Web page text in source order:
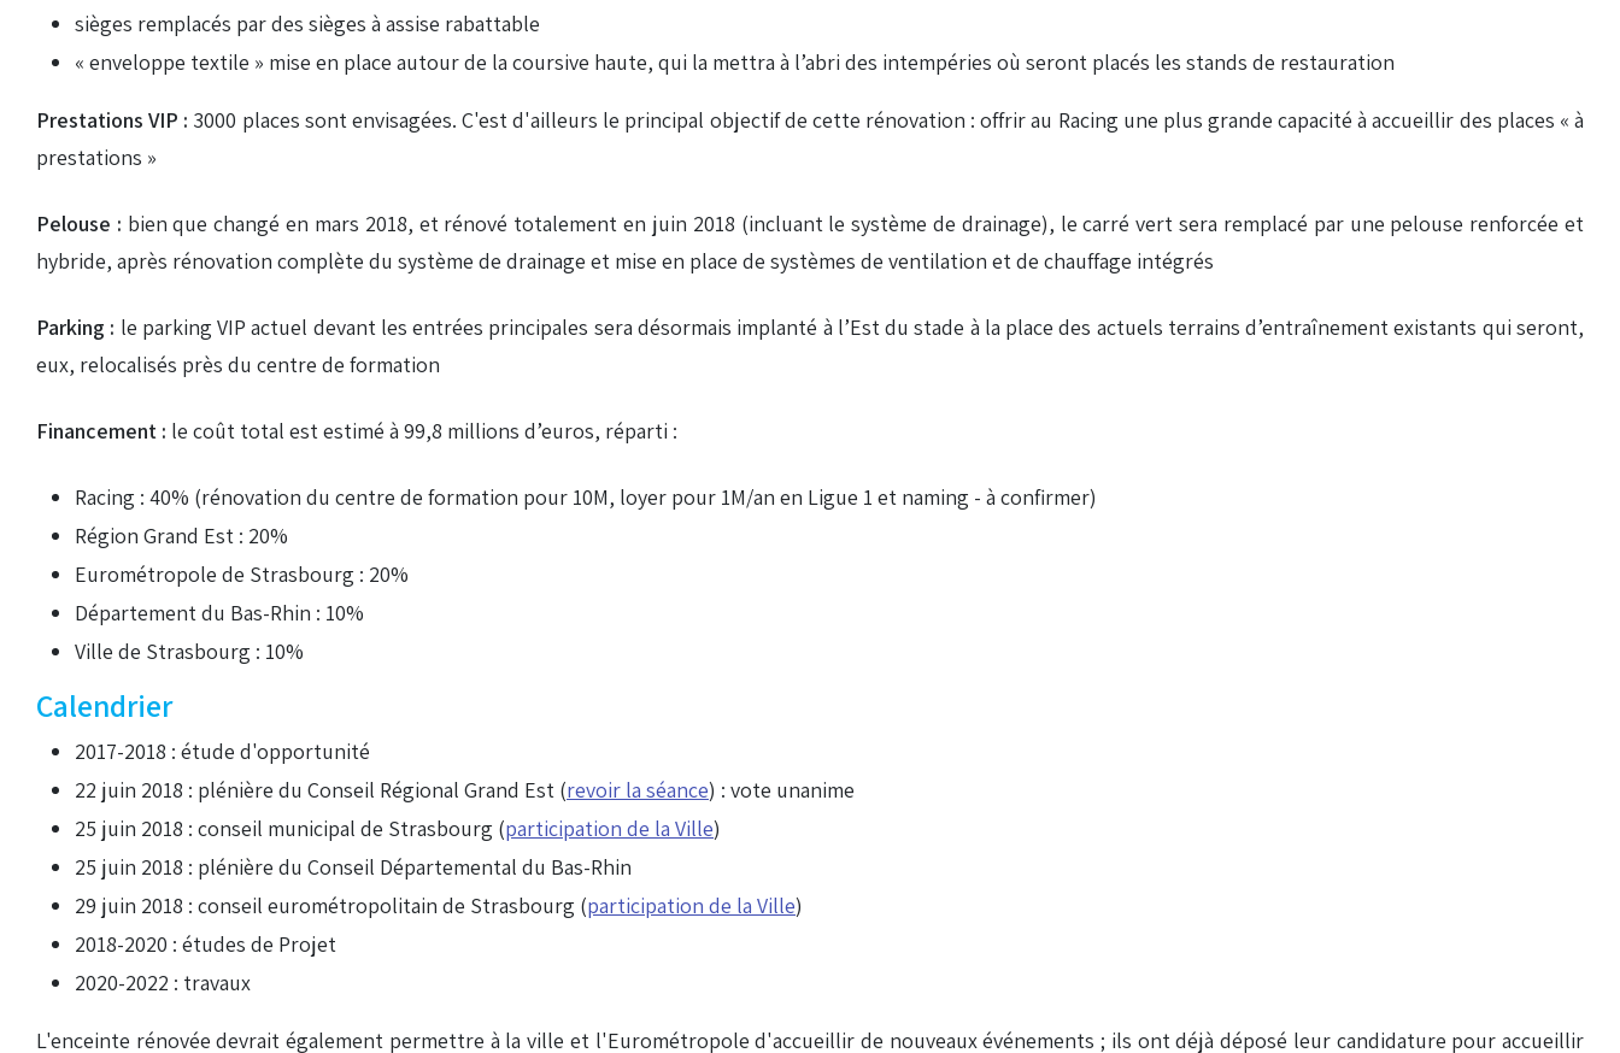
sièges remplacés par des sièges à assise rabattable
« enveloppe textile » mise en place autour de la coursive haute, qui la mettra à l’abri des intempéries où seront placés les stands de restauration
Prestations VIP : 3000 places sont envisagées. C'est d'ailleurs le principal objectif de cette rénovation : offrir au Racing une plus grande capacité à accueillir des places « à
prestations »
Pelouse : bien que changé en mars 2018, et rénové totalement en juin 2018 (incluant le système de drainage), le carré vert sera remplacé par une pelouse renforcée et
hybride, après rénovation complète du système de drainage et mise en place de systèmes de ventilation et de chauffage intégrés
Parking : le parking VIP actuel devant les entrées principales sera désormais implanté à l’Est du stade à la place des actuels terrains d’entraînement existants qui seront,
eux, relocalisés près du centre de formation
Financement : le coût total est estimé à 99,8 millions d’euros, réparti :
Racing : 40% (rénovation du centre de formation pour 10M, loyer pour 1M/an en Ligue 1 et naming - à confirmer)
Région Grand Est : 20%
Eurométropole de Strasbourg : 20%
Département du Bas-Rhin : 10%
Ville de Strasbourg : 10%
Calendrier
2017-2018 : étude d'opportunité
22 juin 2018 : plénière du Conseil Régional Grand Est (revoir la séance) : vote unanime
25 juin 2018 : conseil municipal de Strasbourg (participation de la Ville)
25 juin 2018 : plénière du Conseil Départemental du Bas-Rhin
29 juin 2018 : conseil eurométropolitain de Strasbourg (participation de la Ville)
2018-2020 : études de Projet
2020-2022 : travaux
L'enceinte rénovée devrait également permettre à la ville et l'Eurométropole d'accueillir de nouveaux événements ; ils ont déjà déposé leur candidature pour accueillir